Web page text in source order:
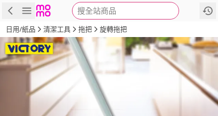
搜全站商品
商品 評價 詳情
日用/紙品 清潔工具 拖把 旋轉拖把